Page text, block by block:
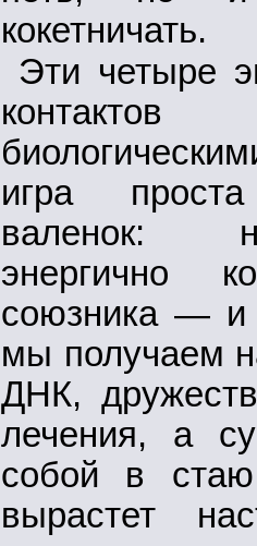
кокетничать.
Эти четыре
игра
валенок:
энергично
союзника — и
мы получаем
ДНК,
лечения, а
собой в
вырастет